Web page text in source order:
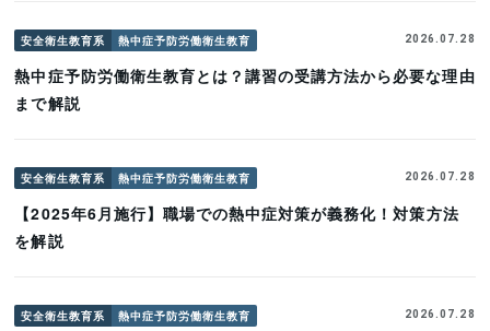
安全衛生教育系 熱中症予防労働衛生教育 2026.07.28
熱中症予防労働衛生教育とは？講習の受講方法から必要な理由
まで解説
安全衛生教育系 熱中症予防労働衛生教育 2026.07.28
【2025年6月施行】職場での熱中症対策が義務化！対策方法
を解説
安全衛生教育系 熱中症予防労働衛生教育 2026.07.28